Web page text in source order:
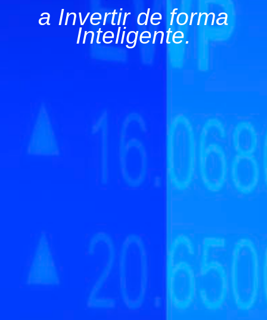
a Invertir de forma
Inteligente.